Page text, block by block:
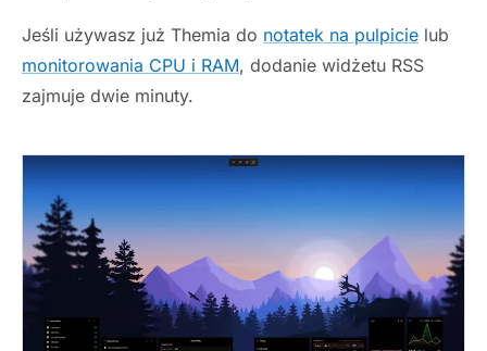
Jeśli używasz już Themia do notatek na pulpicie lub
monitorowania CPU i RAM, dodanie widżetu RSS
zajmuje dwie minuty.